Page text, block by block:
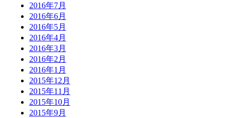
2016年7月
2016年6月
2016年5月
2016年4月
2016年3月
2016年2月
2016年1月
2015年12月
2015年11月
2015年10月
2015年9月